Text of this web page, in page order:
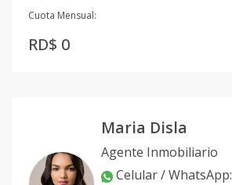
Cuota Mensual:
RD$ 0
Maria Disla
Agente Inmobiliario
Celular / WhatsApp: